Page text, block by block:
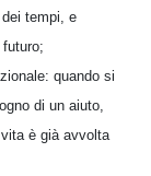
tempi, e
quando si
di un aiuto,
è già avvolta